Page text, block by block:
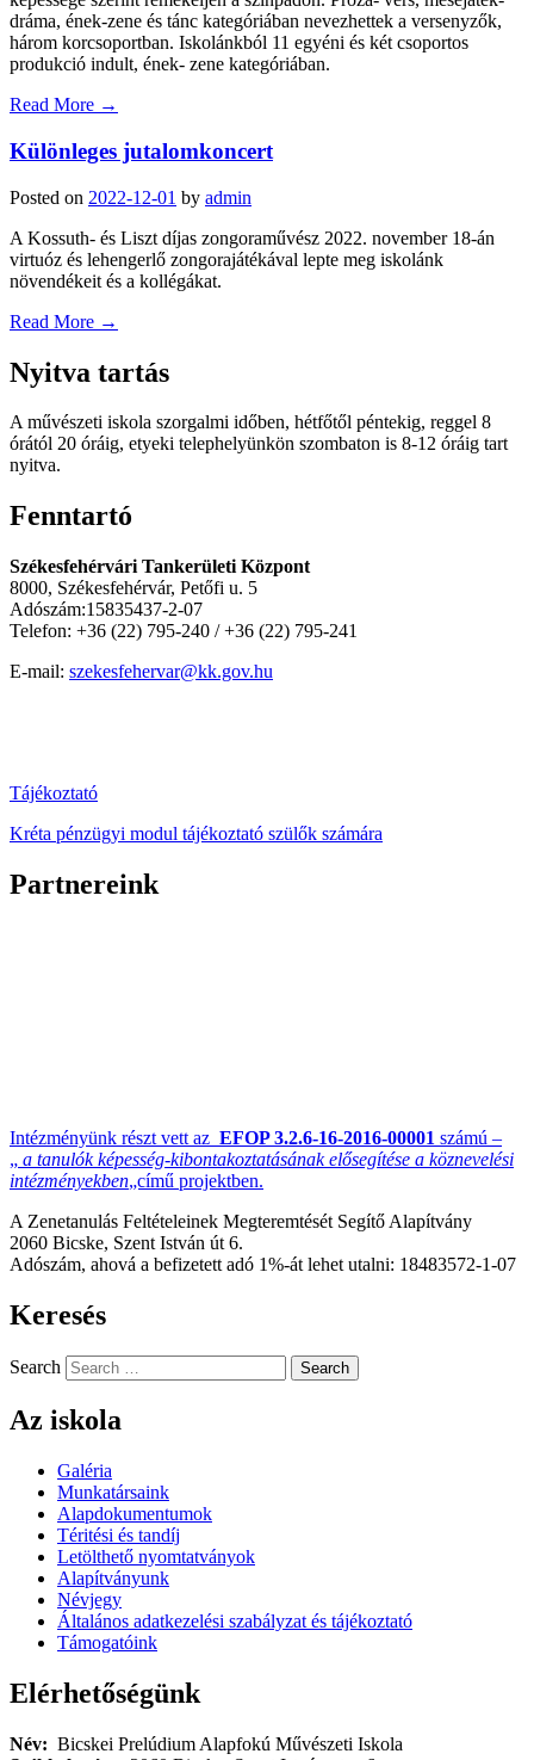
dráma, ének-zene és tánc kategóriában nevezhettek a versenyzők,
három korcsoportban. Iskolánkból 11 egyéni és két csoportos
produkció indult, ének- zene kategóriában.
Read More →
Különleges jutalomkoncert
Posted on 2022-12-01 by admin
A Kossuth- és Liszt díjas zongoraművész 2022. november 18-án
virtuóz és lehengerlő zongorajátékával lepte meg iskolánk
növendékeit és a kollégákat.
Read More →
Nyitva tartás
A művészeti iskola szorgalmi időben, hétfőtől péntekig, reggel 8
órától 20 óráig, etyeki telephelyünkön szombaton is 8-12 óráig tart
nyitva.
Fenntartó
Székesfehérvári Tankerületi Központ
8000, Székesfehérvár, Petőfi u. 5
Adószám:15835437-2-07
Telefon: +36 (22) 795-240 / +36 (22) 795-241
E-mail: szekesfehervar@kk.gov.hu
Tájékoztató
Kréta pénzügyi modul tájékoztató szülők számára
Partnereink
Intézményünk részt vett az EFOP 3.2.6-16-2016-00001 számú –
„ a tanulók képesség-kibontakoztatásának elősegítése a köznevelési
intézményekben„című projektben.
A Zenetanulás Feltételeinek Megteremtését Segítő Alapítvány
2060 Bicske, Szent István út 6.
Adószám, ahová a befizetett adó 1%-át lehet utalni: 18483572-1-07
Keresés
Search
Az iskola
Galéria
Munkatársaink
Alapdokumentumok
Téritési és tandíj
Letölthető nyomtatványok
Alapítványunk
Névjegy
Általános adatkezelési szabályzat és tájékoztató
Támogatóink
Elérhetőségünk
Név: Bicskei Prelúdium Alapfokú Művészeti Iskola